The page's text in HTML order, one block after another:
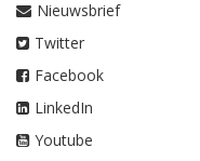
Nieuwsbrief
Twitter
Facebook
LinkedIn
Youtube